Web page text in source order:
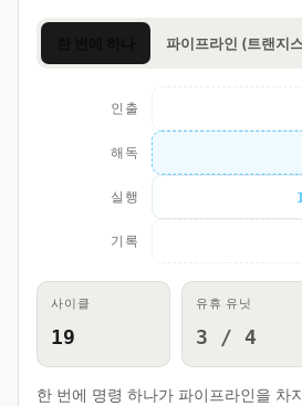
파이프라인 (트랜지
인출
해독
실행
기록
사이클
20
유휴 유닛
3 / 4
한 번에 명령 하나가 파이프라인을 차